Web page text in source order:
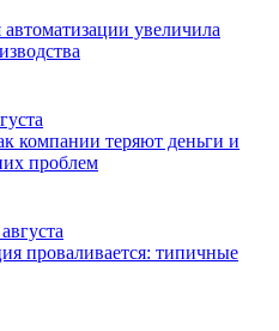
увеличила
компании теряют деньги и
проблем
проваливается: типичные